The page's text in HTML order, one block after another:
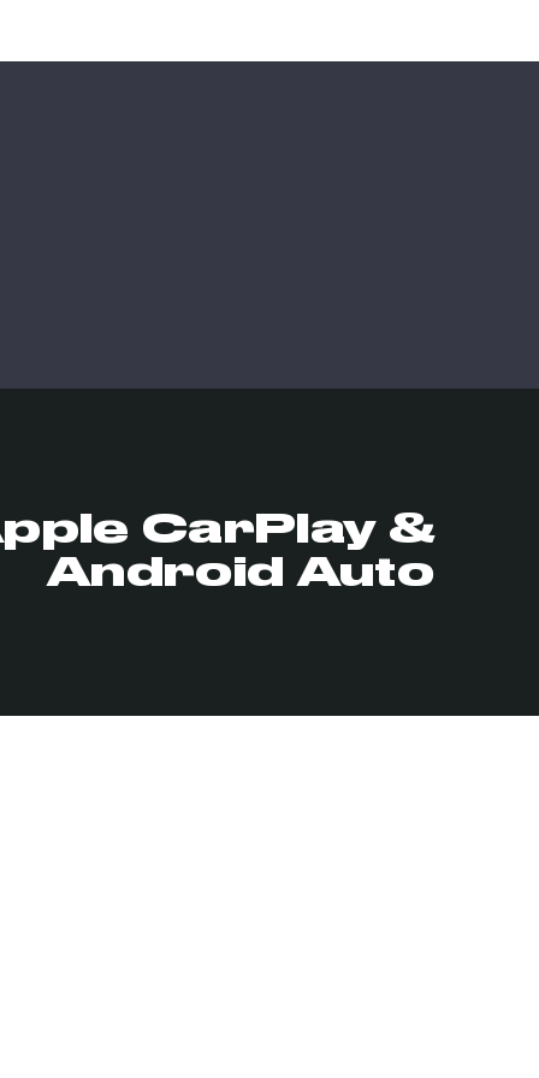
CarPlay &
Android Auto